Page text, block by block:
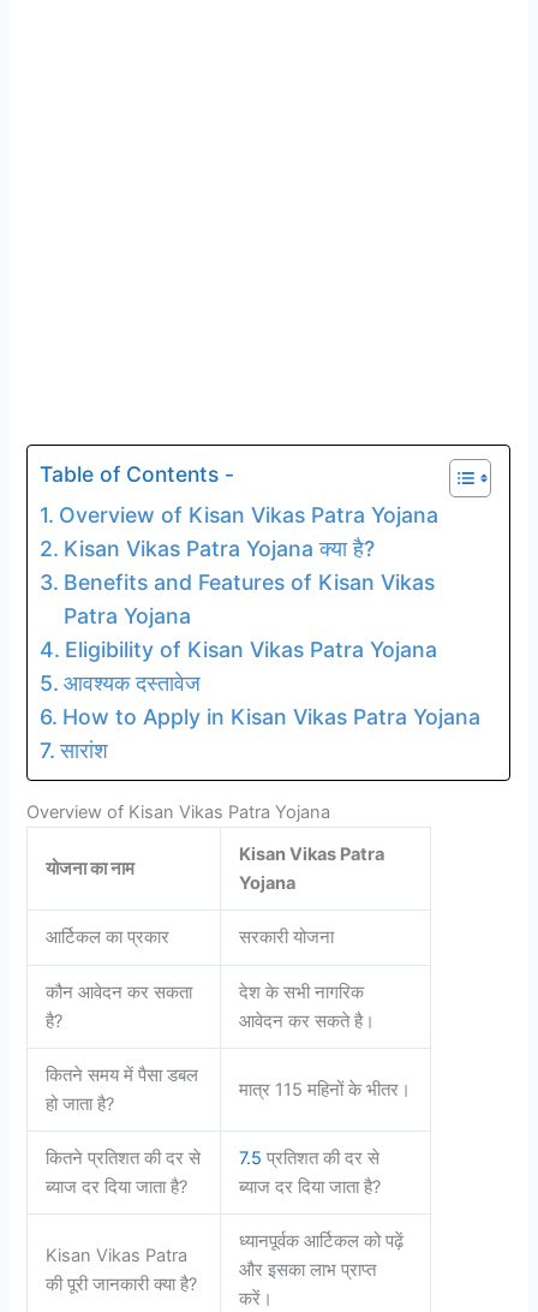
Table of Contents -
Overview of Kisan Vikas Patra Yojana
Kisan Vikas Patra Yojana क्या है?
Benefits and Features of Kisan Vikas
Patra Yojana
Eligibility of Kisan Vikas Patra Yojana
आवश्यक दस्तावेज
How to Apply in Kisan Vikas Patra Yojana
सारांश
Overview of Kisan Vikas Patra Yojana
योजना का नाम
Kisan Vikas Patra
Yojana
आर्टिकल का प्रकार सरकारी योजना
कौन आवेदन कर सकता
है?
देश के सभी नागरिक
आवेदन कर सकते है।
कितने समय में पैसा डबल
हो जाता है?
मात्र 115 महिनों के भीतर।
कितने प्रतिशत की दर से
ब्याज दर दिया जाता है?
7.5 प्रतिशत की दर से
ब्याज दर दिया जाता है?
Kisan Vikas Patra
की पूरी जानकारी क्या है?
ध्यानपूर्वक आर्टिकल को पढ़ें
और इसका लाभ प्राप्त
करें।